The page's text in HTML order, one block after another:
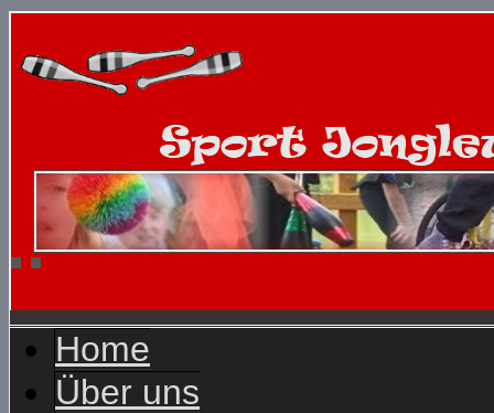
Home
Über uns